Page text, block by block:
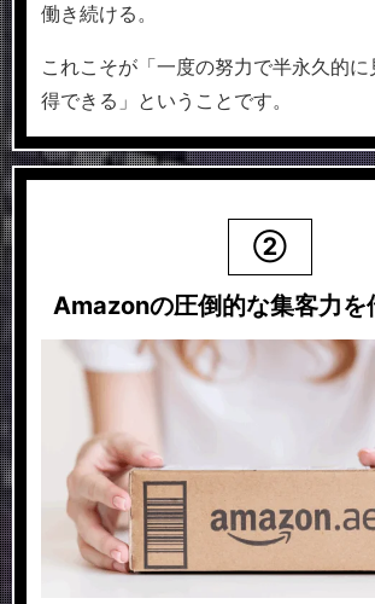
働き続ける。
これこそが「一度の努力で半永久的
得できる」ということです。
②
Amazonの圧倒的な集客力を